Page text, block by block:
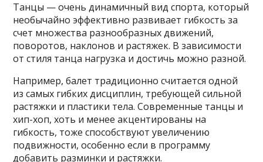
Танцы — очень динамичный вид спорта, который
необычайно эффективно развивает гибкость за
счет множества разнообразных движений,
поворотов, наклонов и растяжек. В зависимости
от стиля танца нагрузка и достичь можно разной.
Например, балет традиционно считается одной
из самых гибких дисциплин, требующей сильной
растяжки и пластики тела. Современные танцы и
хип-хоп, хоть и менее акцентированы на
гибкость, тоже способствуют увеличению
подвижности, особенно если в программу
добавить разминки и растяжки.